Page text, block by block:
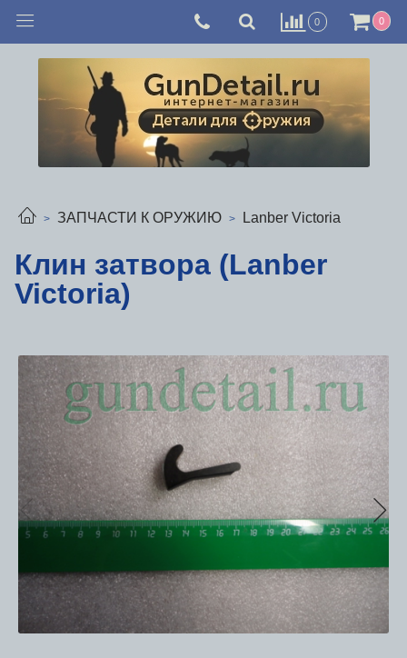
0 0
ЗАПЧАСТИ К ОРУЖИЮ Lanber Victoria
Клин затвора (Lanber
Victoria)